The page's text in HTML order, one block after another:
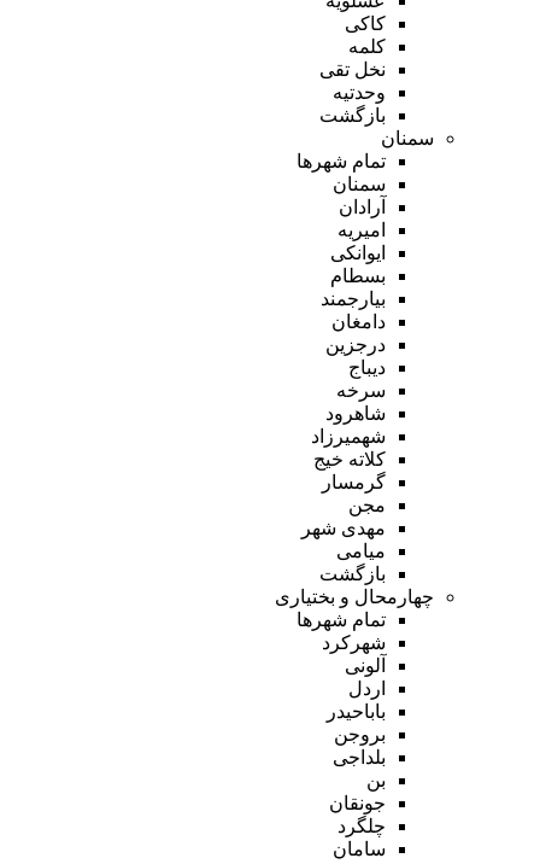
کاکی
کلمه
نخل تقی
وحدتیه
بازگشت
سمنان
تمام شهر‌ها
سمنان
آرادان
امیریه
ایوانکی
بسطام
بیارجمند
دامغان
درجزین
دیباج
سرخه
شاهرود
شهمیرزاد
کلاته خیج
گرمسار
مجن
مهدی شهر
میامی
بازگشت
چهارمحال و بختیاری
تمام شهر‌ها
شهرکرد
آلونی
اردل
باباحیدر
بروجن
بلداجی
بن
جونقان
چلگرد
سامان